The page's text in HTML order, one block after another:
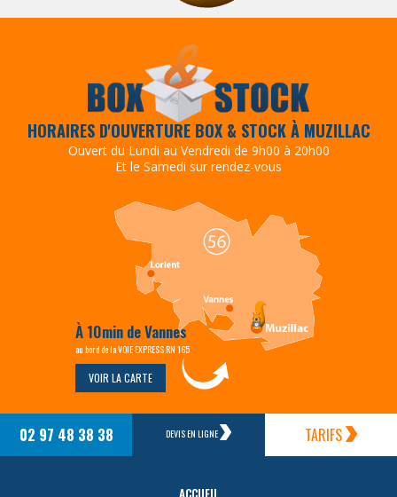
02 97 48 38 38 DEVIS EN LIGNE TARIFS
HORAIRES D'OUVERTURE BOX & STOCK À MUZILLAC
Ouvert du Lundi au Vendredi de 9h00 à 20h00
Et le Samedi sur rendez-vous
À 10min de Vannes
au bord de la VOIE EXPRESS RN 165
VOIR LA CARTE